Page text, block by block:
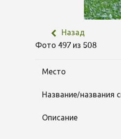
Назад
Фото 497 из 508
Место
Название/названия
Описание